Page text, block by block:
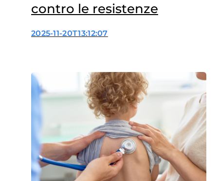
contro le resistenze
2025-11-20T13:12:07